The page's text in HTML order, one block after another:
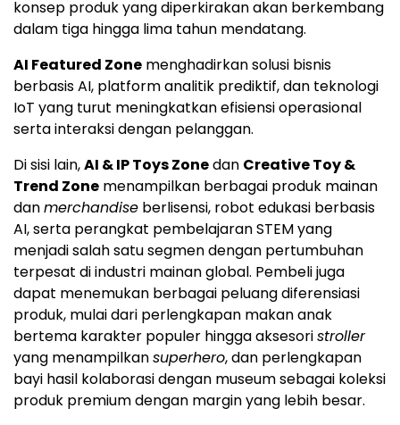
konsep produk yang diperkirakan akan berkembang
dalam tiga hingga lima tahun mendatang.
AI Featured Zone menghadirkan solusi bisnis
berbasis AI, platform analitik prediktif, dan teknologi
IoT yang turut meningkatkan efisiensi operasional
serta interaksi dengan pelanggan.
Di sisi lain,AI & IP Toys Zonedan Creative Toy &
Trend Zone menampilkan berbagai produk mainan
danmerchandise berlisensi, robot edukasi berbasis
AI, serta perangkat pembelajaran STEM yang
menjadi salah satu segmen dengan pertumbuhan
terpesat di industri mainan global. Pembeli juga
dapat menemukan berbagai peluang diferensiasi
produk, mulai dari perlengkapan makan anak
bertema karakter populer hingga aksesoristroller
yang menampilkansuperhero, dan perlengkapan
bayi hasil kolaborasi dengan museum sebagai koleksi
produk premium dengan margin yang lebih besar.